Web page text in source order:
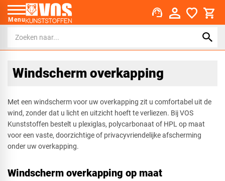
Menu support_agent
Windscherm overkapping
Met een windscherm voor uw overkapping zit u comfortabel uit de
wind, zonder dat u licht en uitzicht hoeft te verliezen. Bij VOS
Kunststoffen bestelt u plexiglas, polycarbonaat of HPL op maat
voor een vaste, doorzichtige of privacyvriendelijke afscherming
onder uw overkapping.
Windscherm overkapping op maat